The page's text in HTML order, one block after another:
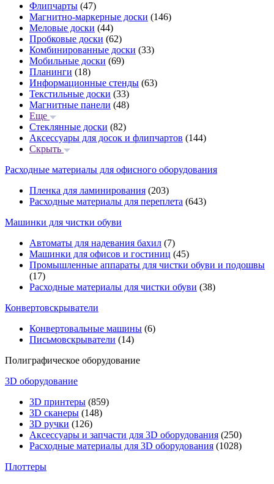
Флипчарты (47)
Магнитно-маркерные доски (146)
Меловые доски (44)
Пробковые доски (62)
Комбинированные доски (33)
Мобильные доски (69)
Планинги (18)
Информационные стенды (63)
Текстильные доски (33)
Магнитные панели (48)
Еще
Стеклянные доски (82)
Аксессуары для досок и флипчартов (144)
Скрыть
Расходные материалы для офисного оборудования
Пленка для ламинирования (203)
Расходные материалы для переплета (643)
Машинки для чистки обуви
Автоматы для надевания бахил (7)
Машинки для офисов и гостиниц (45)
Промышленные аппараты для чистки обуви и подошвы
(17)
Расходные материалы для чистки обуви (38)
Конвертовскрыватели
Конвертовальные машины (6)
Письмовскрыватели (14)
Полиграфическое оборудование
3D оборудование
3D принтеры (859)
3D сканеры (148)
3D ручки (126)
Аксессуары и запчасти для 3D оборудования (250)
Расходные материалы для 3D оборудования (1028)
Плоттеры